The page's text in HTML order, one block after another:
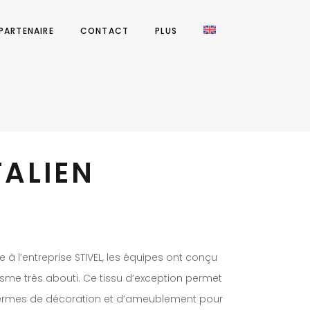
CONTACT PLUS
l’entreprise STIVEL, les équipes ont conçu
très abouti. Ce tissu d’exception permet
de décoration et d’ameublement pour